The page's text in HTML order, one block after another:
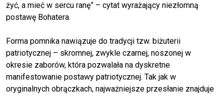
żyć, a mieć w sercu ranę” – cytat wyrażający niezłomną
postawę Bohatera.
Forma pomnika nawiązuje do tradycji tzw. biżuterii
patriotycznej – skromnej, zwykle czarnej, noszonej w
okresie zaborów, która pozwalała na dyskretne
manifestowanie postawy patriotycznej. Tak jak w
oryginalnych obrączkach, najważniejsze przesłanie znajduje